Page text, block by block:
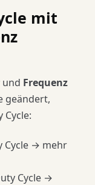
mit
und Frequenz
geändert,
Cycle → mehr
Cycle →